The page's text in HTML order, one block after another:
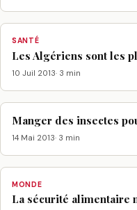
SANTÉ
Les Algériens sont les
10 Juil 2013· 3 min
Manger des insectes
14 Mai 2013· 3 min
MONDE
La sécurité alimentaire